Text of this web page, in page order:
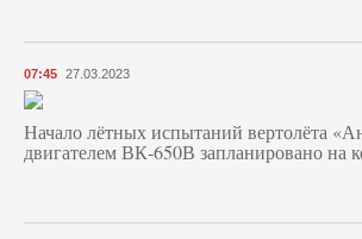
07:45 27.03.2023
Начало лётных испытаний вертолёта
двигателем ВК-650В запланировано на